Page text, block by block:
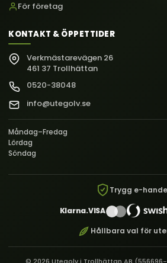
För företag
KONTAKT & ÖPPETTIDER
Verkmästarevägen 26
461 37 Trollhättan
0520-38048
info@utegolv.se
Måndag–Fredag
Lördag
Söndag
Trygg e-
Klarna.VISA
Hållbara val för